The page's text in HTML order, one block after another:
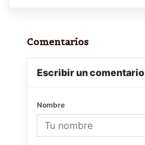
Comentarios
Escribir un comentario
Nombre